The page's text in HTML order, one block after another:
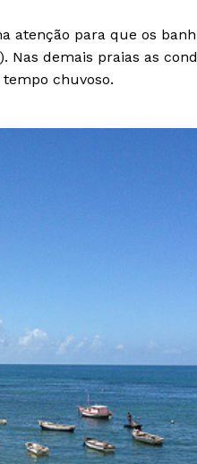
atenção para que os
Nas demais praias as
chuvoso.